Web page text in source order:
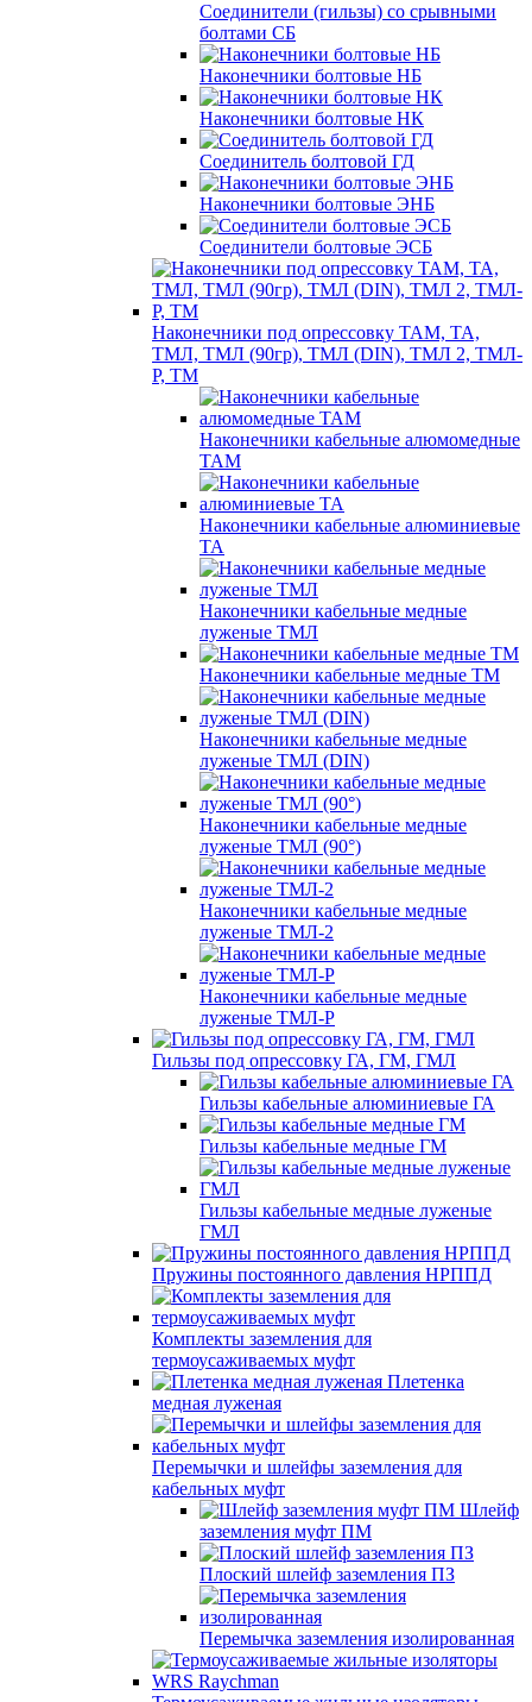
Соединители (гильзы) со срывными
болтами СБ
Наконечники болтовые НБ
Наконечники болтовые НК
Соединитель болтовой ГД
Наконечники болтовые ЭНБ
Соединители болтовые ЭСБ
Наконечники под опрессовку ТАМ, ТА,
ТМЛ, ТМЛ (90гр), ТМЛ (DIN), ТМЛ 2, ТМЛ-
Р, ТМ
Наконечники кабельные алюмомедные
ТАМ
Наконечники кабельные алюминиевые
ТА
Наконечники кабельные медные
луженые ТМЛ
Наконечники кабельные медные ТМ
Наконечники кабельные медные
луженые ТМЛ (DIN)
Наконечники кабельные медные
луженые ТМЛ (90°)
Наконечники кабельные медные
луженые ТМЛ-2
Наконечники кабельные медные
луженые ТМЛ-Р
Гильзы под опрессовку ГА, ГМ, ГМЛ
Гильзы кабельные алюминиевые ГА
Гильзы кабельные медные ГМ
Гильзы кабельные медные луженые
ГМЛ
Пружины постоянного давления НРППД
Комплекты заземления для
термоусаживаемых муфт
Плетенка
медная луженая
Перемычки и шлейфы заземления для
кабельных муфт
Шлейф
заземления муфт ПМ
Плоский шлейф заземления ПЗ
Перемычка заземления изолированная